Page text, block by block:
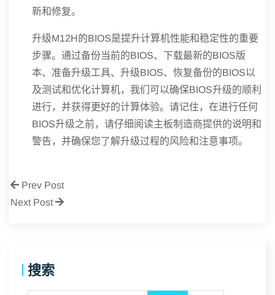
新和修复。
升级M12H的BIOS是提升计算机性能和稳定性的重要
步骤。通过备份当前的BIOS、下载最新的BIOS版
本、准备升级工具、升级BIOS、恢复备份的BIOS以
及测试和优化计算机，我们可以确保BIOS升级的顺利
进行，并获得更好的计算体验。请记住，在进行任何
BIOS升级之前，请仔细阅读主板制造商提供的说明和
警告，并确保您了解升级过程的风险和注意事项。
Prev Post
Next Post
搜索